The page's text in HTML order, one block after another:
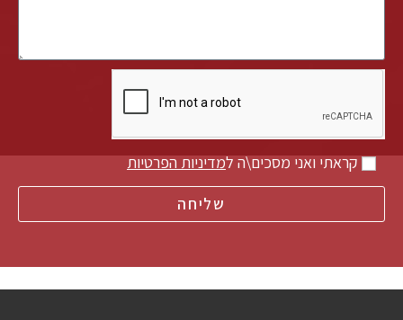
קראתי ואני מסכים\ה למדיניות הפרטיות
שליחה